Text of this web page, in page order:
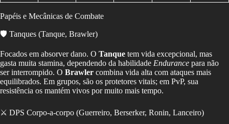
Papéis e Mecânicas de Combate
🛡️ Tanques (Tanque, Brawler)
Focados em absorver dano. O Tanque tem vida excepcional, mas
gasta muita stamina, dependendo da habilidade Endurance para não
ser interrompido. O Brawler combina vida alta com ataques mais
equilibrados. Em grupos, são os protetores vitais; em PvP, sua
resistência os mantém vivos por muito mais tempo.
⚔️ DPS Corpo-a-corpo (Guerreiro, Berserker, Ronin, Lanceiro)